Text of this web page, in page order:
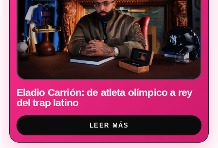
Eladio Carrión: de atleta olímpico a rey
del trap latino
LEER MÁS